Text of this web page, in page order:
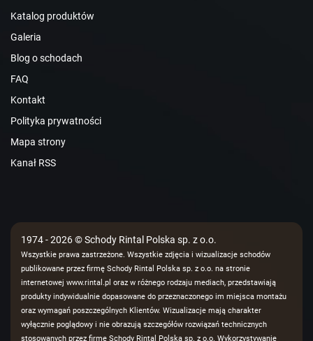
Katalog produktów
Galeria
Blog o schodach
FAQ
Kontakt
Polityka prywatności
Mapa strony
Kanał RSS
1974 - 2026 © Schody Rintal Polska sp. z o.o.
Wszystkie prawa zastrzeżone. Wszystkie zdjęcia i wizualizacje schodów
publikowane przez firmę Schody Rintal Polska sp. z o.o. na stronie
internetowej www.rintal.pl oraz w różnego rodzaju mediach, przedstawiają
produkty indywidualnie dopasowane do przeznaczonego im miejsca montażu
oraz wymagań poszczególnych Klientów. Wizualizacje mają charakter
wyłącznie poglądowy i nie obrazują szczegółów rozwiązań technicznych
stosowanych przez firmę Schody Rintal Polska sp. z o.o. Wykorzystywanie